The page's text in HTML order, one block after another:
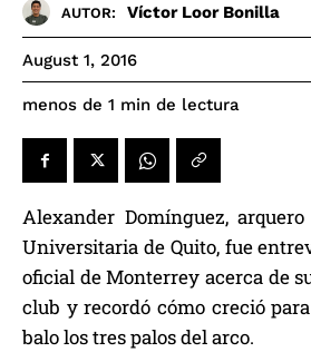
AUTOR: Víctor Loor Bonilla
August 1, 2016
menos de 1 min de lectura
Alexander Domínguez,
Universitaria de Quito, fue
oficial de Monterrey acerca de
club y recordó cómo creció
balo los tres palos del arco.